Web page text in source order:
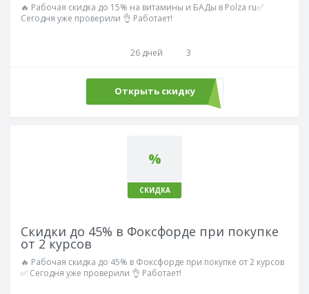
🔥 Рабочая скидка до 15% на витамины и БАДы в Polza ru✅
Сегодня уже проверили 👌 Работает!
26 дней 3
Открыть скидку
%
СКИДКА
Скидки до 45% в Фоксфорде при покупке
от 2 курсов
🔥 Рабочая скидка до 45% в Фоксфорде при покупке от 2 курсов
✅ Сегодня уже проверили 👌 Работает!